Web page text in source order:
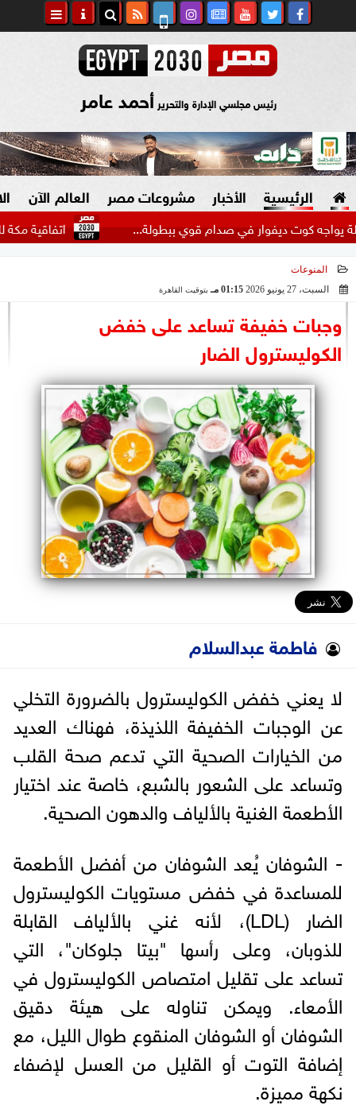
رئيس مجلسي الإدارة والتحرير أحمد عامر
الرئيسية الأخبار
السياسة
الرئاسة
البرلمان
الوزارات
الأحزاب
مشروعات مصر
صنع في مصر
العالم الآن
اتفاقية مكة للدفاع ديفوار في صدام قوي ببطولة...
المنوعات
السبت، 27 يونيو 2026
01:15 مـ بتوقيت القاهرة
وجبات خفيفة تساعد على خفض
الكوليسترول الضار
فاطمة عبدالسلام
لا يعني خفض الكوليسترول بالضرورة التخلي
عن الوجبات الخفيفة اللذيذة، فهناك العديد
من الخيارات الصحية التي تدعم صحة القلب
وتساعد على الشعور بالشبع، خاصة عند اختيار
الأطعمة الغنية بالألياف والدهون الصحية.
- الشوفان يُعد الشوفان من أفضل الأطعمة
للمساعدة في خفض مستويات الكوليسترول
الضار (LDL)، لأنه غني بالألياف القابلة
للذوبان، وعلى رأسها "بيتا جلوكان"، التي
تساعد على تقليل امتصاص الكوليسترول في
الأمعاء. ويمكن تناوله على هيئة دقيق
الشوفان أو الشوفان المنقوع طوال الليل، مع
إضافة التوت أو القليل من العسل لإضفاء
نكهة مميزة.